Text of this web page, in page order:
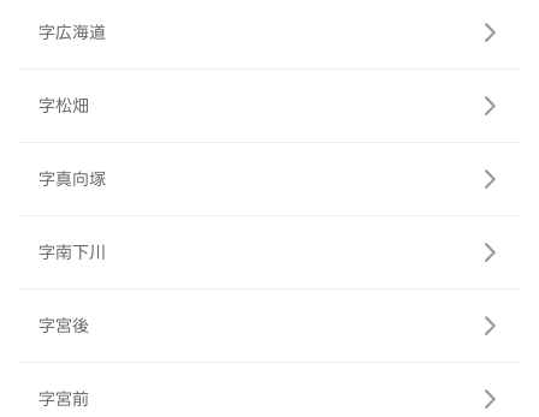
字広海道
字松畑
字真向塚
字南下川
字宮後
字宮前